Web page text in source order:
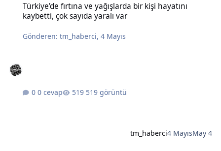
Türkiye'de fırtına ve yağışlarda bir kişi hayatını
kaybetti, çok sayıda yaralı var
Gönderen:tm_haberci,4 Mayıs
0 cevap 519 görüntü
tm_haberci4 MayısMay 4